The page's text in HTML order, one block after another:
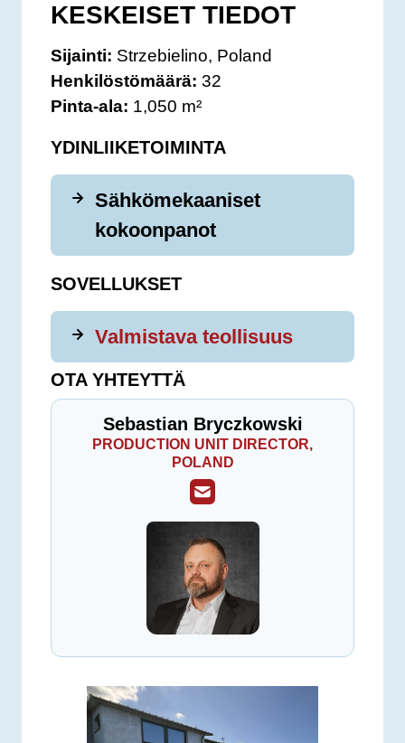
KESKEISET TIEDOT
Sijainti: Strzebielino, Poland
Henkilöstömäärä: 32
Pinta-ala: 1,050 m²
YDINLIIKETOIMINTA
Sähkömekaaniset
kokoonpanot
SOVELLUKSET
Valmistava teollisuus
OTA YHTEYTTÄ
Sebastian Bryczkowski
PRODUCTION UNIT DIRECTOR,
POLAND